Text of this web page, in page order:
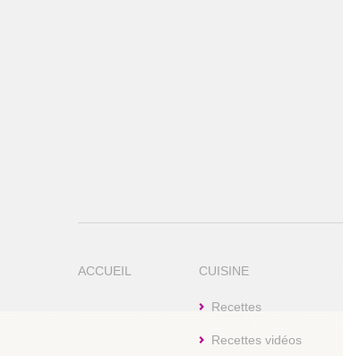
ACCUEIL CUISINE
Recettes
Recettes vidéos